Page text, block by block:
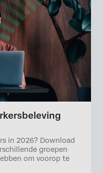
in 2026? Download
groepen
om voorop te